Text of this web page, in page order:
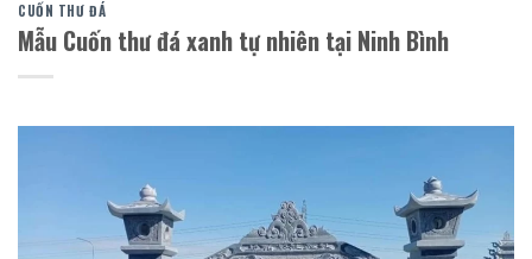
CUỐN THƯ ĐÁ
Mẫu Cuốn thư đá xanh tự nhiên tại Ninh Bình